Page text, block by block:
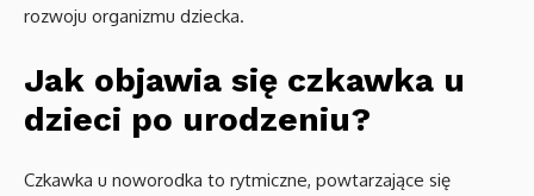
rozwoju organizmu dziecka.
Jak objawia się czkawka u
dzieci po urodzeniu?
Czkawka u noworodka to rytmiczne, powtarzające się